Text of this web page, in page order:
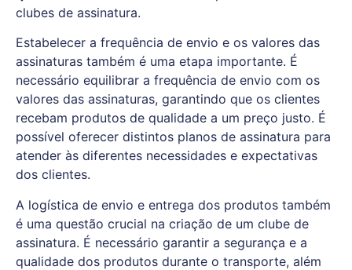
clubes de assinatura.
Estabelecer a frequência de envio e os valores das
assinaturas também é uma etapa importante. É
necessário equilibrar a frequência de envio com os
valores das assinaturas, garantindo que os clientes
recebam produtos de qualidade a um preço justo. É
possível oferecer distintos planos de assinatura para
atender às diferentes necessidades e expectativas
dos clientes.
A logística de envio e entrega dos produtos também
é uma questão crucial na criação de um clube de
assinatura. É necessário garantir a segurança e a
qualidade dos produtos durante o transporte, além